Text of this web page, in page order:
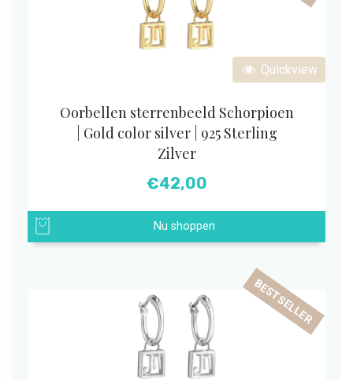
Quickview
Oorbellen sterrenbeeld Schorpioen
| Gold color silver | 925 Sterling
Zilver
€42,00
Nu shoppen
BESTSELLER